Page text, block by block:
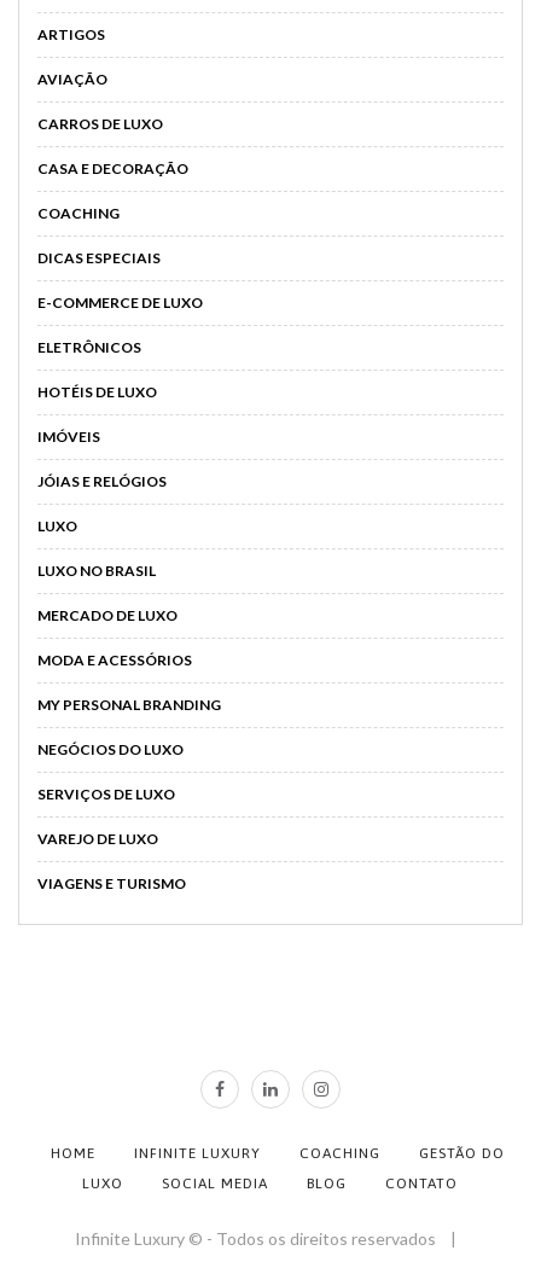
ARTIGOS
AVIAÇÃO
CARROS DE LUXO
CASA E DECORAÇÃO
COACHING
DICAS ESPECIAIS
E-COMMERCE DE LUXO
ELETRÔNICOS
HOTÉIS DE LUXO
IMÓVEIS
JÓIAS E RELÓGIOS
LUXO
LUXO NO BRASIL
MERCADO DE LUXO
MODA E ACESSÓRIOS
MY PERSONAL BRANDING
NEGÓCIOS DO LUXO
SERVIÇOS DE LUXO
VAREJO DE LUXO
VIAGENS E TURISMO
HOME INFINITE LUXURY COACHING
GESTÃO DO
LUXO
SOCIAL MEDIA BLOG CONTATO
Infinite Luxury © - Todos os direitos reservados |